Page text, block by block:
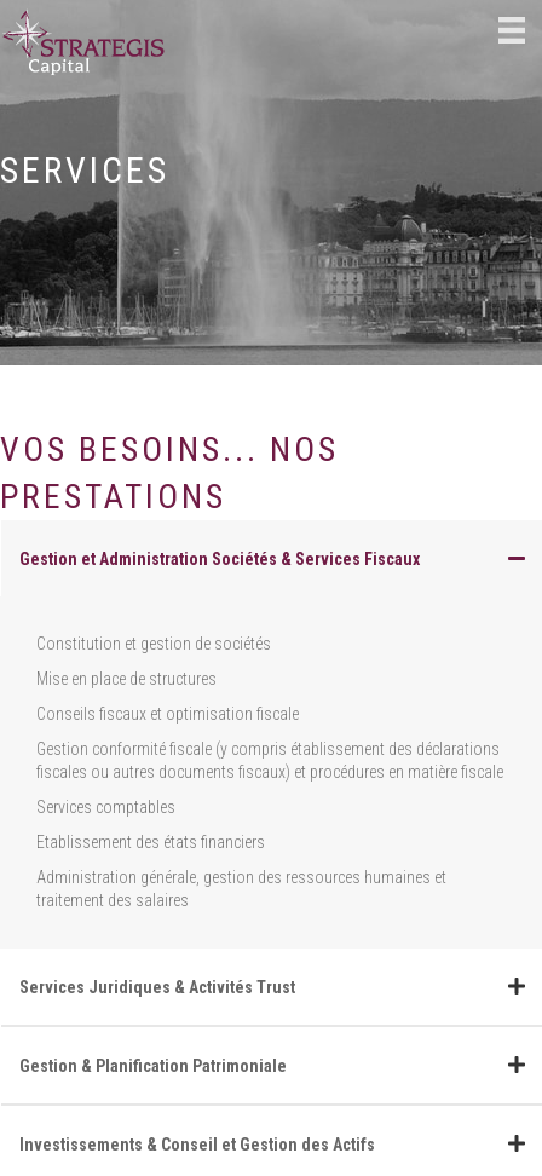
SERVICES
VOS BESOINS... NOS
PRESTATIONS
Gestion et Administration Sociétés & Services Fiscaux
Constitution et gestion de sociétés
Mise en place de structures
Conseils fiscaux et optimisation fiscale
Gestion conformité fiscale (y compris établissement des déclarations
fiscales ou autres documents fiscaux) et procédures en matière fiscale
Services comptables
Etablissement des états financiers
Administration générale, gestion des ressources humaines et
traitement des salaires
Services Juridiques & Activités Trust
Gestion & Planification Patrimoniale
Investissements & Conseil et Gestion des Actifs